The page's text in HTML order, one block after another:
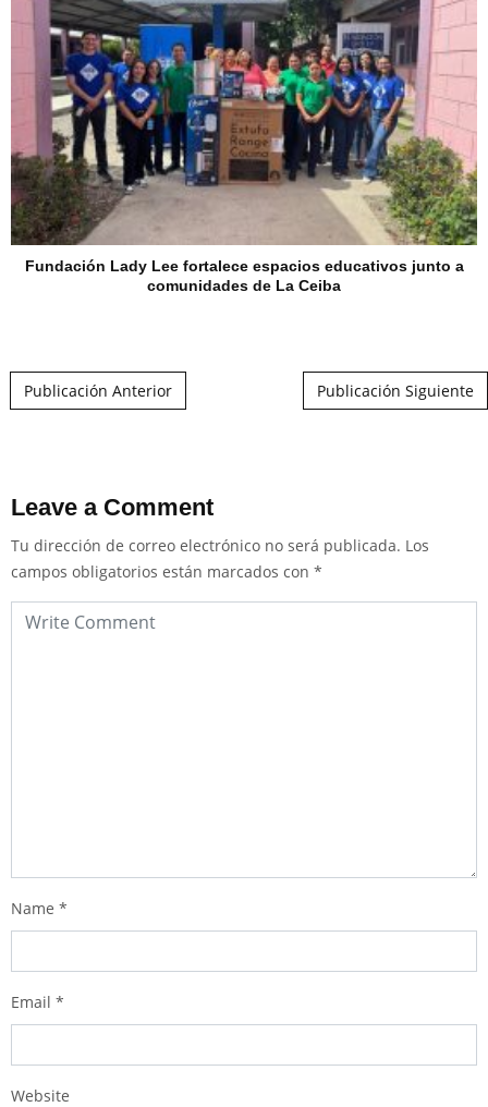
Fundación Lady Lee fortalece espacios educativos junto a
comunidades de La Ceiba
Publicación Anterior Publicación Siguiente
Leave a Comment
Tu dirección de correo electrónico no será publicada. Los
campos obligatorios están marcados con *
Name *
Email *
Website